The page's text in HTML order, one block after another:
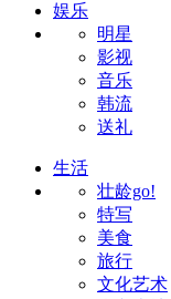
娱乐
明星
影视
音乐
韩流
送礼
生活
壮龄go!
特写
美食
旅行
文化艺术